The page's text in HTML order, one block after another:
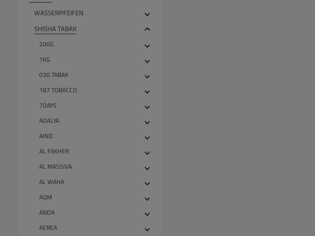
WASSERPFEIFEN
SHISHA TABAK
200G
1KG
030 TABAK
187 TOBACCO
7DAYS
ADALYA
AINO
AL FAKHER
AL MASSIVA
AL WAHA
AQM
ANDA
AEREA